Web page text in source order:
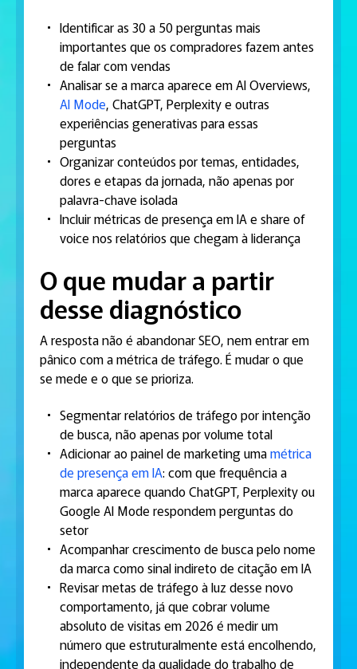
Identificar as 30 a 50 perguntas mais
importantes que os compradores fazem antes
de falar com vendas
Analisar se a marca aparece em AI Overviews,
AI Mode, ChatGPT, Perplexity e outras
experiências generativas para essas
perguntas
Organizar conteúdos por temas, entidades,
dores e etapas da jornada, não apenas por
palavra-chave isolada
Incluir métricas de presença em IA e share of
voice nos relatórios que chegam à liderança
O que mudar a partir
desse diagnóstico
A resposta não é abandonar SEO, nem entrar em
pânico com a métrica de tráfego. É mudar o que
se mede e o que se prioriza.
Segmentar relatórios de tráfego por intenção
de busca, não apenas por volume total
Adicionar ao painel de marketing umamétrica
de presença em IA: com que frequência a
marca aparece quando ChatGPT, Perplexity ou
Google AI Mode respondem perguntas do
setor
Acompanhar crescimento de busca pelo nome
da marca como sinal indireto de citação em IA
Revisar metas de tráfego à luz desse novo
comportamento, já que cobrar volume
absoluto de visitas em 2026 é medir um
número que estruturalmente está encolhendo,
independente da qualidade do trabalho de